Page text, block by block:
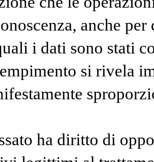
anche
i dati sono stati
si rivela
ha diritto di